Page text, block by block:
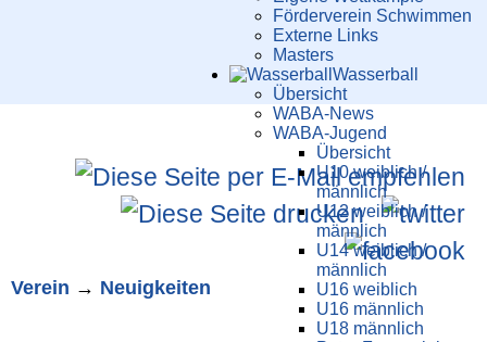
Förderverein Schwimmen
Externe Links
Masters
Wasser­ball
Übersicht
WABA-News
WABA-Jugend
Übersicht
U10 weiblich /
männlich
U12 weiblich /
männlich
U14 weiblich /
männlich
U16 weiblich
U16 männlich
U18 männlich
Verein → Neuigkeiten